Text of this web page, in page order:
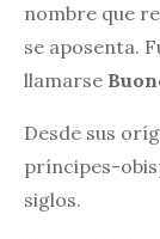
nombre que
se aposenta.
llamarse
Desde sus
príncipes-
siglos.